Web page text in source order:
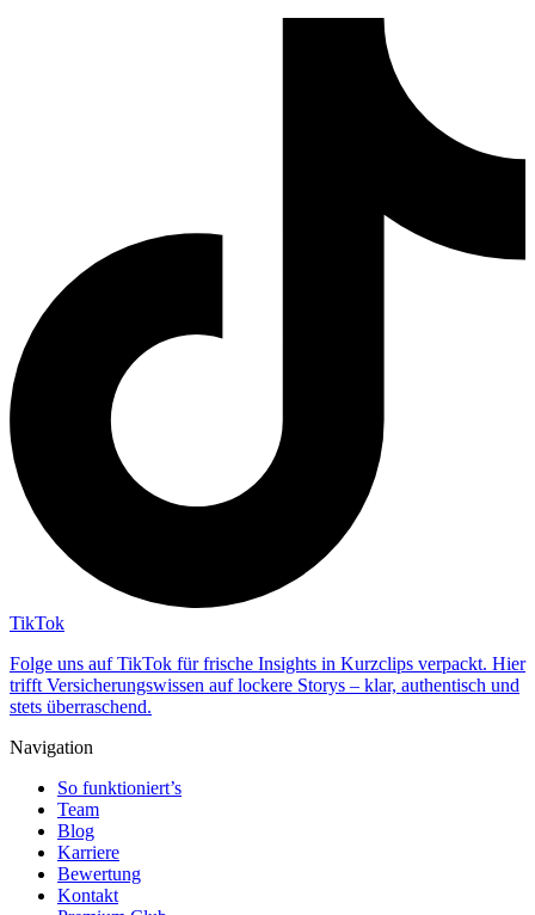
TikTok
Folge uns auf TikTok für frische Insights in Kurzclips verpackt. Hier
trifft Versicherungswissen auf lockere Storys – klar, authentisch und
stets überraschend.
Navigation
So funktioniert’s
Team
Blog
Karriere
Bewertung
Kontakt